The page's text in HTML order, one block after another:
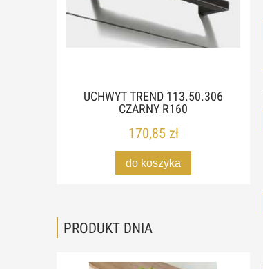
UCHWYT TREND 113.50.306
CZARNY R160
170,85 zł
do koszyka
PRODUKT DNIA